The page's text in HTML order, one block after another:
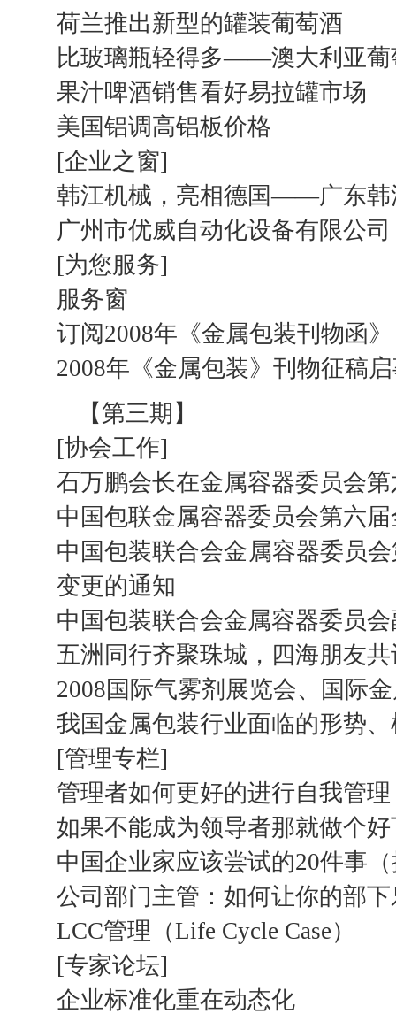
荷兰推出新型的罐装葡萄酒
比玻璃瓶轻得多——澳大利亚葡
果汁啤酒销售看好易拉罐市场
美国铝调高铝板价格
[企业之窗]
韩江机械，亮相德国——广东韩
广州市优威自动化设备有限公司
[为您服务]
服务窗
订阅2008年《金属包装刊物函》
2008年《金属包装》刊物征稿
【第三期】
[协会工作]
石万鹏会长在金属容器委员会
中国包联金属容器委员会第六
中国包装联合会金属容器委员
变更的通知
中国包装联合会金属容器委员
五洲同行齐聚珠城，四海朋友
2008国际气雾剂展览会、国际
我国金属包装行业面临的形势
[管理专栏]
管理者如何更好的进行自我管理
如果不能成为领导者那就做个
中国企业家应该尝试的20件事
公司部门主管：如何让你的部
LCC管理（Life Cycle Case）
[专家论坛]
企业标准化重在动态化